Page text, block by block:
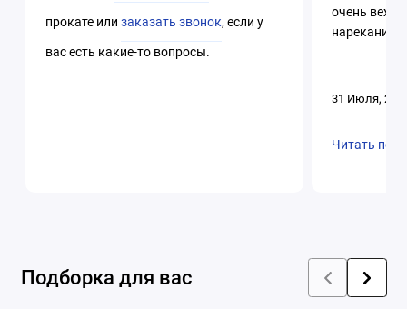
прокате илизаказать звонок, если у
вас есть какие-то вопросы.
очень
нареканий.
31 Июля,
Читать
Подборка для вас